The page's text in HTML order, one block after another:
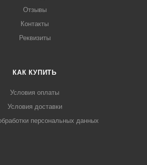
Отзывы
Контакты
Реквизиты
КАК КУПИТЬ
Условия оплаты
Условия доставки
персональных данных